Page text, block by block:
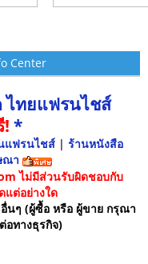
Center
ไทยแฟรนไชส์
! *
แฟรนไชส์ | ร้านหนังสือ
ณา
ไม่มีส่วนรับผิดชอบกับ
แต่อย่างใด
นๆ (ผู้ซื้อ หรือ ผู้ขาย กรุณา
ทางธุรกิจ)